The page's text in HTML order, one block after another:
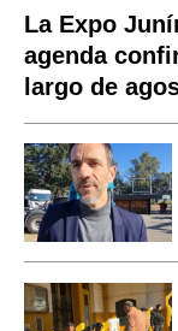
La Expo
agenda
largo de